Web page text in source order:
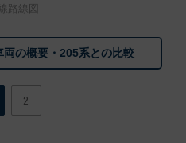
路線図
両の概要・205系との比較
2